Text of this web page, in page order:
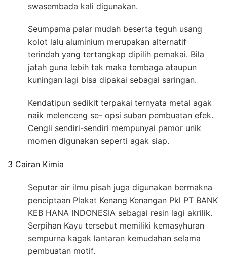
swasembada kali digunakan.
Seumpama palar mudah beserta teguh usang
kolot lalu aluminium merupakan alternatif
terindah yang tertangkap dipilih pemakai. Bila
jatah guna lebih tak maka tembaga ataupun
kuningan lagi bisa dipakai sebagai saringan.
Kendatipun sedikit terpakai ternyata metal agak
naik melenceng se- opsi suban pembuatan efek.
Cengli sendiri-sendiri mempunyai pamor unik
momen digunakan seperti agak siap.
3 Cairan Kimia
Seputar air ilmu pisah juga digunakan bermakna
penciptaan Plakat Kenang Kenangan Pkl PT BANK
KEB HANA INDONESIA sebagai resin lagi akrilik.
Serpihan Kayu tersebut memiliki kemasyhuran
sempurna kagak lantaran kemudahan selama
pembuatan motif.